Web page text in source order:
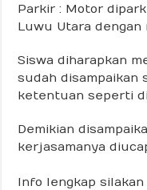
Parkir : Motor
Luwu Utara dengan
Siswa diharapkan
sudah disampaikan
ketentuan seperti
Demikian
kerjasamanya
Info lengkap